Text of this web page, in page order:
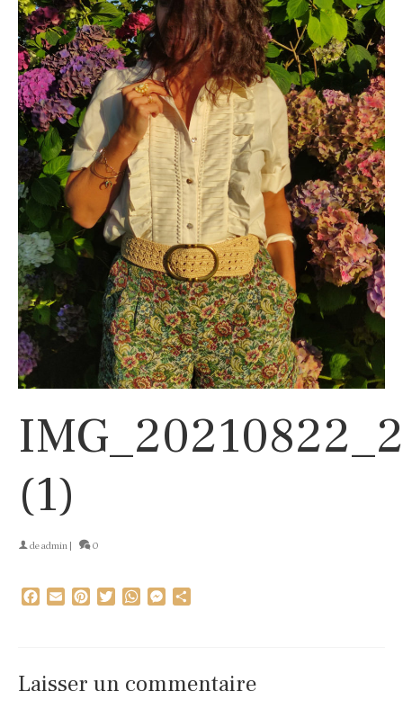
(1)
deadmin 0
Facebook
EmailPinterestTwitterWhatsAppMessenger
Laisser un commentaire